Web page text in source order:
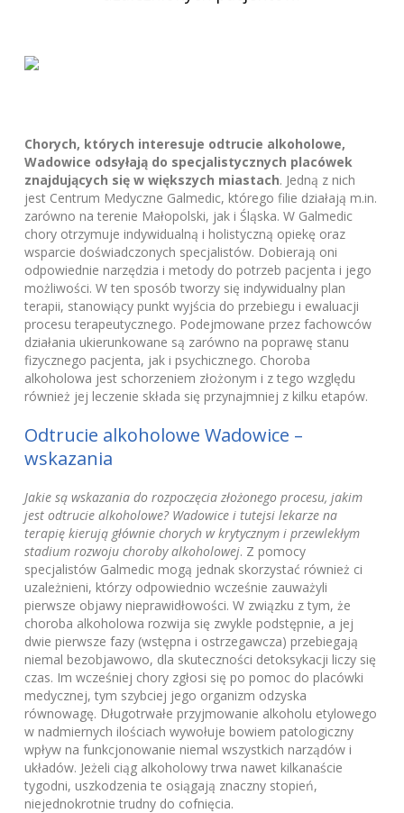
Chorych, których interesuje odtrucie alkoholowe,
Wadowice odsyłają do specjalistycznych placówek
znajdujących się w większych miastach. Jedną z nich
jest Centrum Medyczne Galmedic, którego filie działają m.in.
zarówno na terenie Małopolski, jak i Śląska. W Galmedic
chory otrzymuje indywidualną i holistyczną opiekę oraz
wsparcie doświadczonych specjalistów. Dobierają oni
odpowiednie narzędzia i metody do potrzeb pacjenta i jego
możliwości. W ten sposób tworzy się indywidualny plan
terapii, stanowiący punkt wyjścia do przebiegu i ewaluacji
procesu terapeutycznego. Podejmowane przez fachowców
działania ukierunkowane są zarówno na poprawę stanu
fizycznego pacjenta, jak i psychicznego. Choroba
alkoholowa jest schorzeniem złożonym i z tego względu
również jej leczenie składa się przynajmniej z kilku etapów.
Odtrucie alkoholowe Wadowice –
wskazania
Jakie są wskazania do rozpoczęcia złożonego procesu, jakim
jest odtrucie alkoholowe? Wadowice i tutejsi lekarze na
terapię kierują głównie chorych w krytycznym i przewlekłym
stadium rozwoju choroby alkoholowej. Z pomocy
specjalistów Galmedic mogą jednak skorzystać również ci
uzależnieni, którzy odpowiednio wcześnie zauważyli
pierwsze objawy nieprawidłowości. W związku z tym, że
choroba alkoholowa rozwija się zwykle podstępnie, a jej
dwie pierwsze fazy (wstępna i ostrzegawcza) przebiegają
niemal bezobjawowo, dla skuteczności detoksykacji liczy się
czas. Im wcześniej chory zgłosi się po pomoc do placówki
medycznej, tym szybciej jego organizm odzyska
równowagę. Długotrwałe przyjmowanie alkoholu etylowego
w nadmiernych ilościach wywołuje bowiem patologiczny
wpływ na funkcjonowanie niemal wszystkich narządów i
układów. Jeżeli ciąg alkoholowy trwa nawet kilkanaście
tygodni, uszkodzenia te osiągają znaczny stopień,
niejednokrotnie trudny do cofnięcia.